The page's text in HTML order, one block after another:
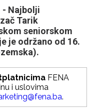
- Najbolji
Tarik
seniorskom
je održano od 16.
FENA
i uslovima
.